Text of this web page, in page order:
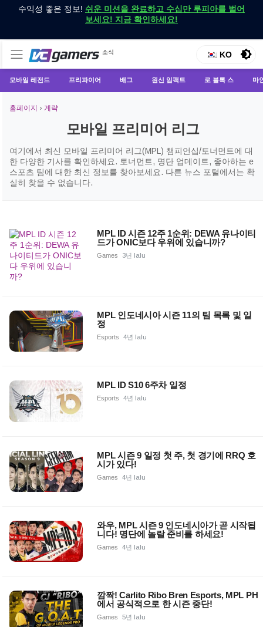
수익성 좋은 정보! 쉬운 미션을 완료하고 수십만 루피아를 벌어
보세요! 지금 확인하세요!
VCGamers 뉴스
소식
VCGamers에서만 최신 게임 뉴스 받기
KO
모바일 레전드 프리파이어 배그 원신 임팩트 로 블록 스 마
홈페이지 › 계략
모바일 프리미어 리그
여기에서 최신 모바일 프리미어 리그(MPL) 챔피언십/토너먼트에 대
한 다양한 기사를 확인하세요. 토너먼트, 명단 업데이트, 좋아하는 e
스포츠 팀에 대한 최신 정보를 찾아보세요. 다른 뉴스 포털에서는 확
실히 찾을 수 없습니다.
MPL ID 시즌 12주 1순위: DEWA 유나이티
드가 ONIC보다 우위에 있습니까?
Games 3년 lalu
MPL 인도네시아 시즌 11의 팀 목록 및 일
정
Esports 4년 lalu
MPL ID S10 6주차 일정
Esports 4년 lalu
MPL 시즌 9 일정 첫 주, 첫 경기에 RRQ 호
시가 있다!
Games 4년 lalu
와우, MPL 시즌 9 인도네시아가 곧 시작됩
니다! 명단에 놀랄 준비를 하세요!
Games 4년 lalu
깜짝! Carlito Ribo Bren Esports, MPL PH
에서 공식적으로 한 시즌 중단!
Games 5년 lalu